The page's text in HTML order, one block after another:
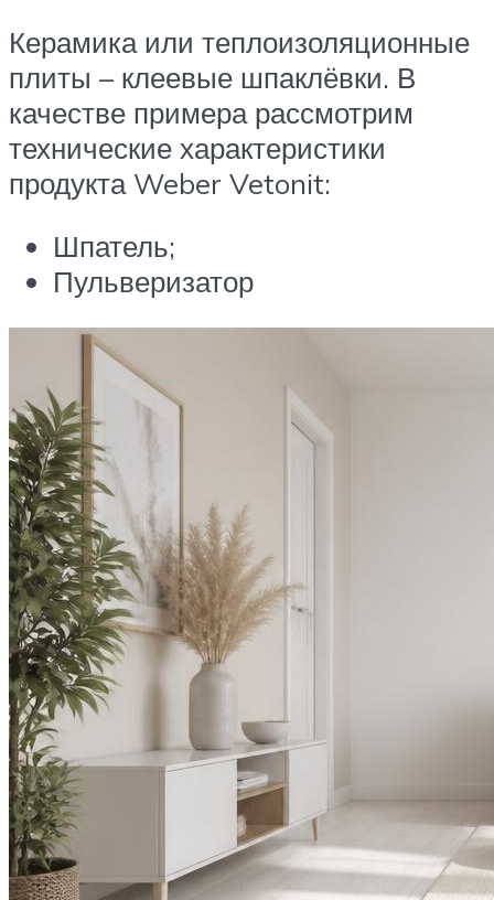
Керамика или теплоизоляционные
плиты – клеевые шпаклёвки. В
качестве примера рассмотрим
технические характеристики
продукта Weber Vetonit:
Шпатель;
Пульверизатор